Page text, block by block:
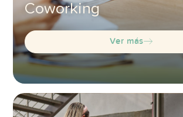
Coworking
Ver más